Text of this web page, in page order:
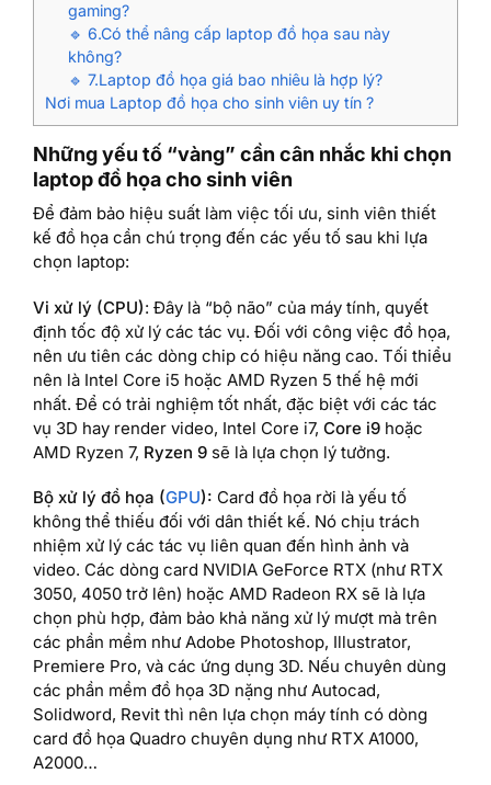
gaming?
🔹 6.Có thể nâng cấp laptop đồ họa sau này
không?
🔹 7.Laptop đồ họa giá bao nhiêu là hợp lý?
Nơi mua Laptop đồ họa cho sinh viên uy tín ?
Những yếu tố “vàng” cần cân nhắc khi chọn
laptop đồ họa cho sinh viên
Để đảm bảo hiệu suất làm việc tối ưu, sinh viên thiết
kế đồ họa cần chú trọng đến các yếu tố sau khi lựa
chọn laptop:
Vi xử lý (CPU): Đây là “bộ não” của máy tính, quyết
định tốc độ xử lý các tác vụ. Đối với công việc đồ họa,
nên ưu tiên các dòng chip có hiệu năng cao. Tối thiểu
nên là Intel Core i5 hoặc AMD Ryzen 5 thế hệ mới
nhất. Để có trải nghiệm tốt nhất, đặc biệt với các tác
vụ 3D hay render video, Intel Core i7, Core i9 hoặc
AMD Ryzen 7, Ryzen 9 sẽ là lựa chọn lý tưởng.
Bộ xử lý đồ họa (GPU): Card đồ họa rời là yếu tố
không thể thiếu đối với dân thiết kế. Nó chịu trách
nhiệm xử lý các tác vụ liên quan đến hình ảnh và
video. Các dòng card NVIDIA GeForce RTX (như RTX
3050, 4050 trở lên) hoặc AMD Radeon RX sẽ là lựa
chọn phù hợp, đảm bảo khả năng xử lý mượt mà trên
các phần mềm như Adobe Photoshop, Illustrator,
Premiere Pro, và các ứng dụng 3D. Nếu chuyên dùng
các phần mềm đồ họa 3D nặng như Autocad,
Solidword, Revit thì nên lựa chọn máy tính có dòng
card đồ họa Quadro chuyên dụng như RTX A1000,
A2000…